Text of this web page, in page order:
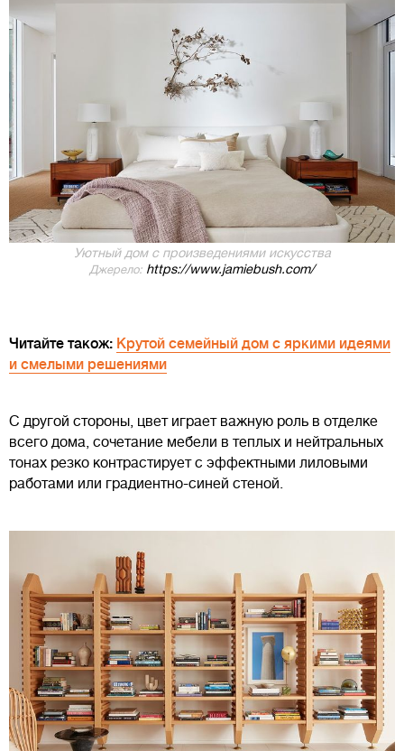
Уютный дом с произведениями искусства
Джерело: https://www.jamiebush.com/
Читайте також: Крутой семейный дом с яркими идеями
и смелыми решениями
С другой стороны, цвет играет важную роль в отделке
всего дома, сочетание мебели в теплых и нейтральных
тонах резко контрастирует с эффектными лиловыми
работами или градиентно-синей стеной.